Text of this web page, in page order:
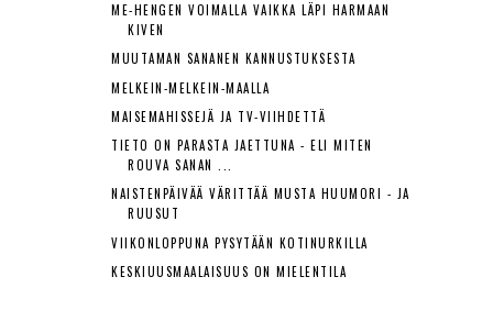
ME-HENGEN VOIMALLA VAIKKA LÄPI HARMAAN
KIVEN
MUUTAMAN SANANEN KANNUSTUKSESTA
MELKEIN-MELKEIN-MAALLA
MAISEMAHISSEJÄ JA TV-VIIHDETTÄ
TIETO ON PARASTA JAETTUNA - ELI MITEN
ROUVA SANAN ...
NAISTENPÄIVÄÄ VÄRITTÄÄ MUSTA HUUMORI - JA
RUUSUT
VIIKONLOPPUNA PYSYTÄÄN KOTINURKILLA
KESKIUUSMAALAISUUS ON MIELENTILA